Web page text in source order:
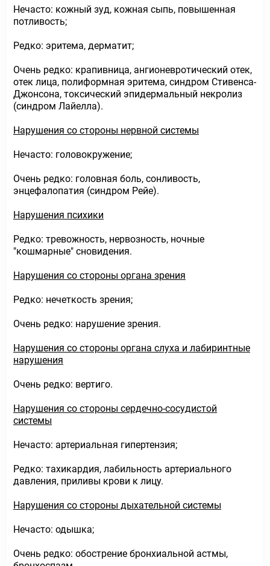
Нечасто: кожный зуд, кожная сыпь, повышенная
потливость;
Редко: эритема, дерматит;
Очень редко: крапивница, ангионевротический отек,
отек лица, полиформная эритема, синдром Стивенса-
Джонсона, токсический эпидермальный некролиз
(синдром Лайелла).
Нарушения со стороны нервной системы
Нечасто: головокружение;
Очень редко: головная боль, сонливость,
энцефалопатия (синдром Рейе).
Нарушения психики
Редко: тревожность, нервозность, ночные
"кошмарные" сновидения.
Нарушения со стороны органа зрения
Редко: нечеткость зрения;
Очень редко: нарушение зрения.
Нарушения со стороны органа слуха и лабиринтные
нарушения
Очень редко: вертиго.
Нарушения со стороны сердечно-сосудистой
системы
Нечасто: артериальная гипертензия;
Редко: тахикардия, лабильность артериального
давления, приливы крови к лицу.
Нарушения со стороны дыхательной системы
Нечасто: одышка;
Очень редко: обострение бронхиальной астмы,